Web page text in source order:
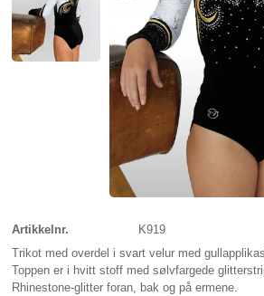
Artikkelnr.
K919
Trikot med overdel i svart velur med
Toppen er i hvitt stoff med sølvfargede
Rhinestone-glitter foran, bak og på ermene.